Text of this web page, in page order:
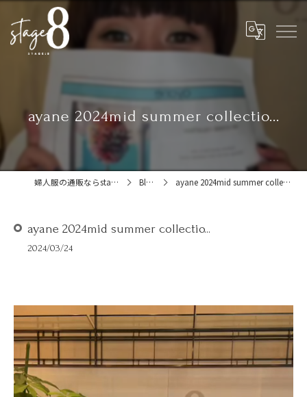
ayane 2024mid summer collectio...
婦人服の通販ならstage:8 Blog ayane 2024mid summer collectio...
ayane 2024mid summer collectio...
2024/03/24